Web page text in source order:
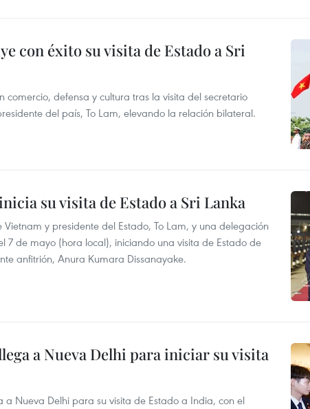
con éxito su visita de Estado a Sri
defensa y cultura tras la visita del secretario
del país, To Lam, elevando la relación bilateral.
su visita de Estado a Sri Lanka
y presidente del Estado, To Lam, y una delegación
de mayo (hora local), iniciando una visita de Estado de
anfitrión, Anura Kumara Dissanayake.
a Nueva Delhi para iniciar su visita
a Nueva Delhi para su visita de Estado a India, con el